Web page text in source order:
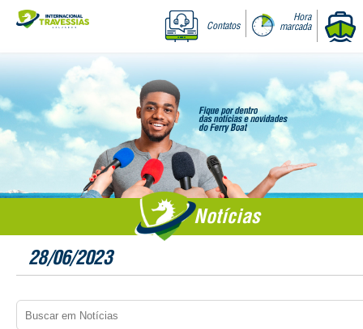
Contatos
Hora
marcada
Notícias
28/06/2023